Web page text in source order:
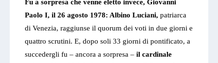
Fu a sorpresa che venne eletto invece, Giovanni
Paolo I, il 26 agosto 1978: Albino Luciani, patriarca
di Venezia, raggiunse il quorum dei voti in due giorni e
quattro scrutini. E, dopo soli 33 giorni di pontificato, a
succedergli fu – ancora a sorpresa –il cardinale